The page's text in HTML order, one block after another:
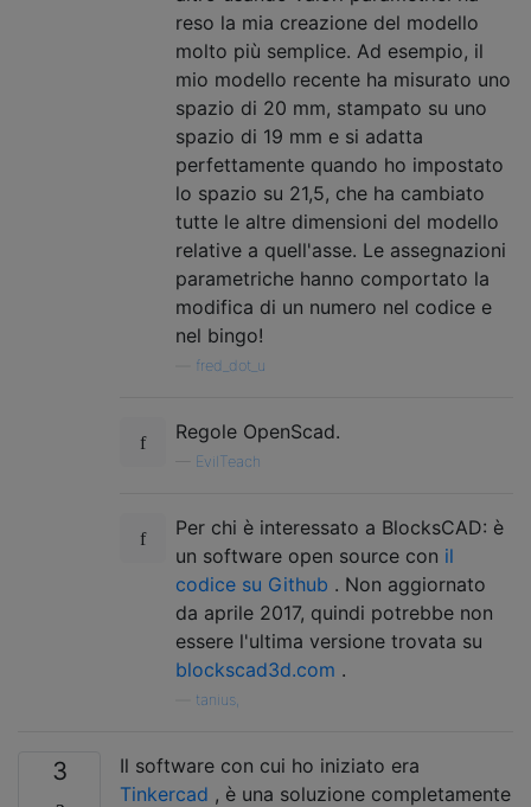
reso la mia creazione del modello
molto più semplice. Ad esempio, il
mio modello recente ha misurato uno
spazio di 20 mm, stampato su uno
spazio di 19 mm e si adatta
perfettamente quando ho impostato
lo spazio su 21,5, che ha cambiato
tutte le altre dimensioni del modello
relative a quell'asse. Le assegnazioni
parametriche hanno comportato la
modifica di un numero nel codice e
nel bingo!
fred_dot_u
Regole OpenScad.
EvilTeach
Per chi è interessato a BlocksCAD: è
un software open source con il
codice su Github . Non aggiornato
da aprile 2017, quindi potrebbe non
essere l'ultima versione trovata su
blockscad3d.com .
tanius,
3
Il software con cui ho iniziato era
Tinkercad , è una soluzione completamente